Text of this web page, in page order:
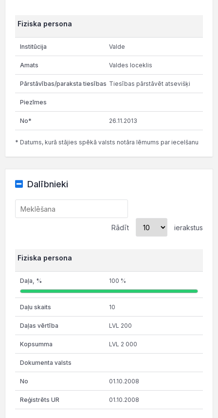
Fiziska persona
Valde
Valdes loceklis
Tiesības pārstāvēt atsevišķi
26.11.2013
* Datums, kurā stājies spēkā valsts notāra lēmums par iecelšanu
Dalībnieki
Rādīt ierakstus
Fiziska persona
100 %
10
LVL 200
LVL 2 000
01.10.2008
01.10.2008